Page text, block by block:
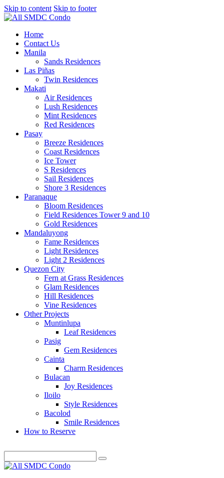
Skip to content Skip to footer
Home
Contact Us
Manila
Sands Residences
Las Piñas
Twin Residences
Makati
Air Residences
Lush Residences
Mint Residences
Red Residences
Pasay
Breeze Residences
Coast Residences
Ice Tower
S Residences
Sail Residences
Shore 3 Residences
Paranaque
Bloom Residences
Field Residences Tower 9 and 10
Gold Residences
Mandaluyong
Fame Residences
Light Residences
Light 2 Residences
Quezon City
Fern at Grass Residences
Glam Residences
Hill Residences
Vine Residences
Other Projects
Muntinlupa
Leaf Residences
Pasig
Gem Residences
Cainta
Charm Residences
Bulacan
Joy Residences
Iloilo
Style Residences
Bacolod
Smile Residences
How to Reserve